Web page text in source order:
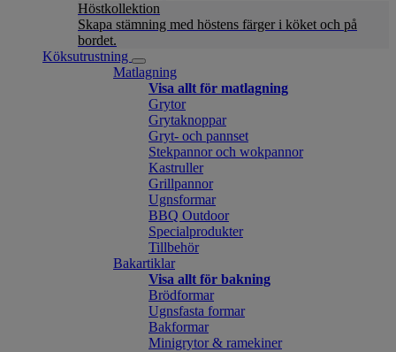
Höstkollektion
Skapa stämning med höstens färger i köket och på
bordet.
Köksutrustning
Matlagning
Visa allt för matlagning
Grytor
Grytaknoppar
Gryt- och pannset
Stekpannor och wokpannor
Kastruller
Grillpannor
Ugnsformar
BBQ Outdoor
Specialprodukter
Tillbehör
Bakartiklar
Visa allt för bakning
Brödformar
Ugnsfasta formar
Bakformar
Minigrytor & ramekiner